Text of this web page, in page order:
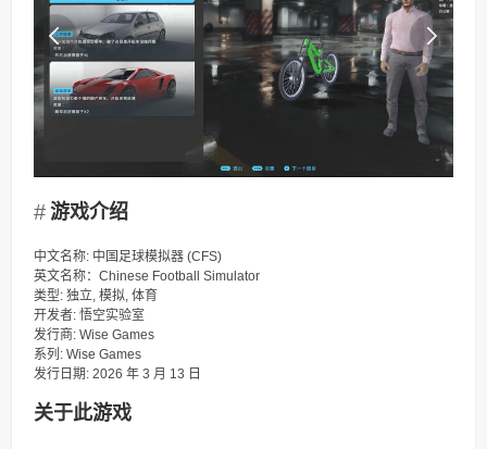
游戏介绍
中文名称: 中国足球模拟器 (CFS)
英文名称：Chinese Football Simulator
类型: 独立, 模拟, 体育
开发者: 悟空实验室
发行商: Wise Games
系列: Wise Games
发行日期: 2026 年 3 月 13 日
关于此游戏